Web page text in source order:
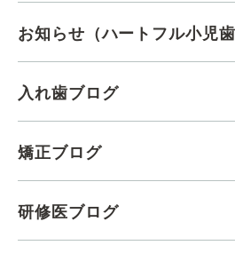
お知らせ（ハートフル小児歯
入れ歯ブログ
矯正ブログ
研修医ブログ